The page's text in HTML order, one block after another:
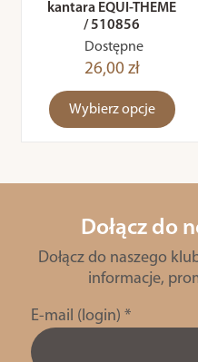
kantara EQUI-THEME
/ 510856
Dostępne
26,00 zł
Wybierz opcje
Dołącz do
Dołącz do naszego
informacje,
E-mail (login) *